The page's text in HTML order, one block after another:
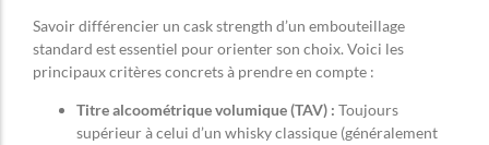
Savoir différencier un cask strength d’un embouteillage
standard est essentiel pour orienter son choix. Voici les
principaux critères concrets à prendre en compte :
Titre alcoométrique volumique (TAV) : Toujours
supérieur à celui d’un whisky classique (généralement